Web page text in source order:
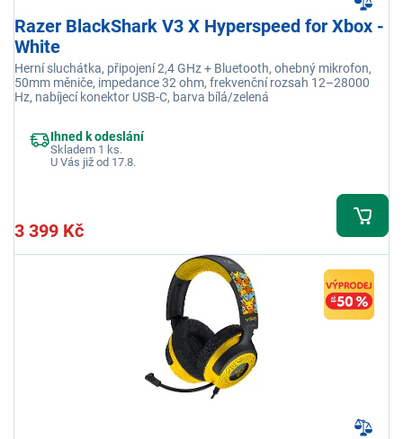
Razer BlackShark V3 X Hyperspeed for Xbox -
White
Herní sluchátka, připojení 2,4 GHz + Bluetooth, ohebný mikrofon,
50mm měniče, impedance 32 ohm, frekvenční rozsah 12–28000
Hz, nabíjecí konektor USB-C, barva bílá/zelená
Ihned k odeslání
Skladem 1 ks.
U Vás již od 17.8.
3 399 Kč